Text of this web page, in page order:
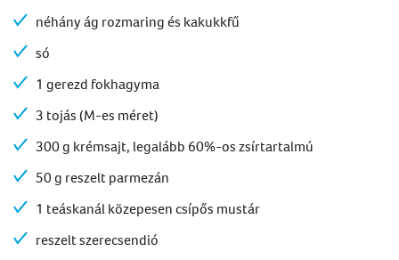
néhány ág rozmaring és kakukkfű
só
1 gerezd fokhagyma
3 tojás (M-es méret)
300 g krémsajt, legalább 60%-os zsírtartalmú
50 g reszelt parmezán
1 teáskanál közepesen csípős mustár
reszelt szerecsendió